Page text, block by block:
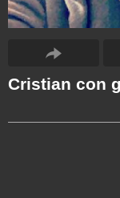
Cristian con